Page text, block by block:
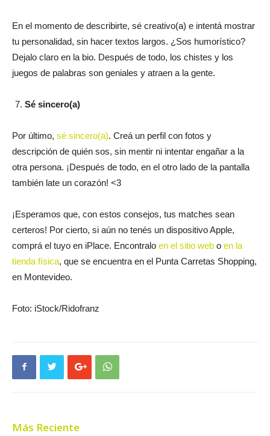
En el momento de describirte, sé creativo(a) e intentá mostrar
tu personalidad, sin hacer textos largos. ¿Sos humorístico?
Dejalo claro en la bio. Después de todo, los chistes y los
juegos de palabras son geniales y atraen a la gente.
Sé sincero(a)
Por último, sé sincero(a). Creá un perfil con fotos y
descripción de quién sos, sin mentir ni intentar engañar a la
otra persona. ¡Después de todo, en el otro lado de la pantalla
también late un corazón! <3
¡Esperamos que, con estos consejos, tus matches sean
certeros! Por cierto, si aún no tenés un dispositivo Apple,
comprá el tuyo en iPlace. Encontralo en el sitio web o en la
tienda física, que se encuentra en el Punta Carretas Shopping,
en Montevideo.
Foto: iStock/Ridofranz
Más Reciente